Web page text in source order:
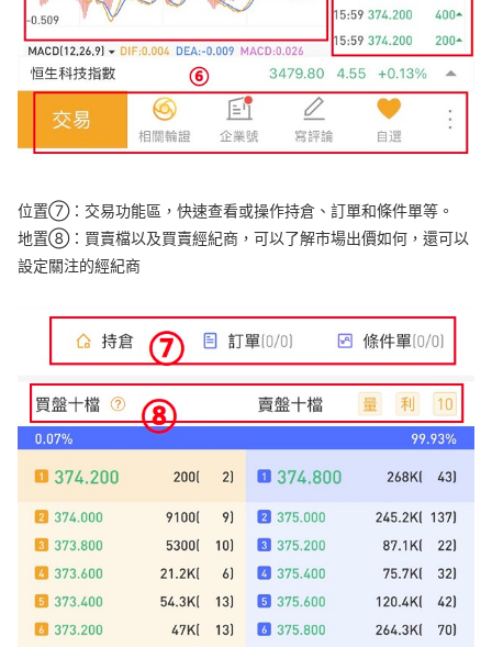
位置⑦：交易功能區，快速查看或操作持倉、訂單和條件單等。
地置⑧：買賣檔以及買賣經紀商，可以了解市場出價如何，還可以
設定關注的經紀商